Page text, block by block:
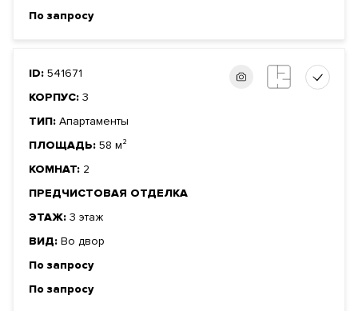
По запросу
ID: 541671
КОРПУС: 3
ТИП: Апартаменты
ПЛОЩАДЬ: 58 м²
КОМНАТ: 2
ПРЕДЧИСТОВАЯ ОТДЕЛКА
ЭТАЖ: 3 этаж
ВИД: Во двор
По запросу
По запросу